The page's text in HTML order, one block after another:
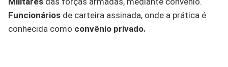
Funcionários de carteira assinada, onde a prática é
conhecida como convênio privado.